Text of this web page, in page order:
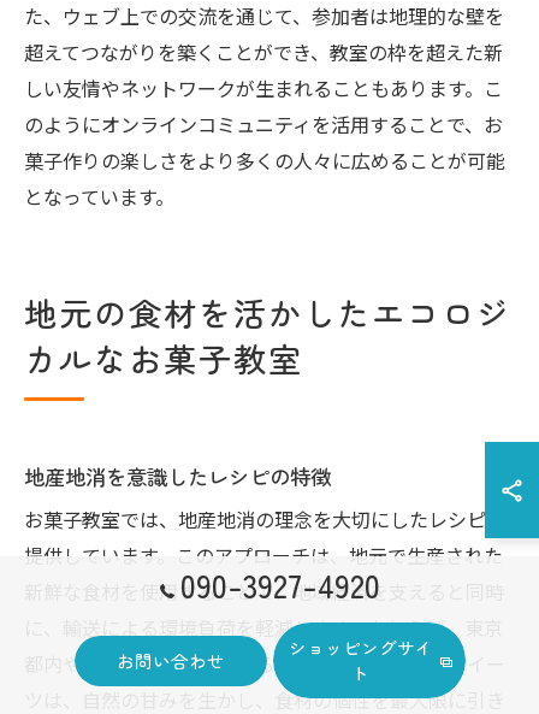
た、ウェブ上での交流を通じて、参加者は地理的な壁を
超えてつながりを築くことができ、教室の枠を超えた新
しい友情やネットワークが生まれることもあります。こ
のようにオンラインコミュニティを活用することで、お
菓子作りの楽しさをより多くの人々に広めることが可能
となっています。
地元の食材を活かしたエコロジ
カルなお菓子教室
地産地消を意識したレシピの特徴
お菓子教室では、地産地消の理念を大切にしたレシピを
提供しています。このアプローチは、地元で生産された
新鮮な食材を使用することで、地域経済を支えると同時
に、輸送による環境負荷を軽減します。たとえば、東京
都内や兵庫県川西市で採れる季節の果物を使ったスイー
ツは、自然の甘みを生かし、食材の個性を最大限に引き
090-3927-4920
お問い合わせ
ショッピングサイ
ト